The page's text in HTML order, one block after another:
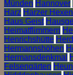
Münden Hannover
Harz Harzer
Haus Geist
Heimatflimmern
Henrichshütte
Hermannshöhen
Hermansdenkmal
Felsengärten